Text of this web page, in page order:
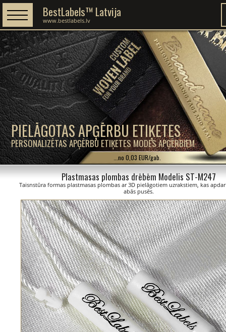
PIELĀGOTAS APĢĒRBU ETIĶETES
PERSONALIZĒTAS APĢĒRBU ETIĶETES MODES APĢĒRBIEM
BestLabels™ Latvija
www.bestlabels.lv
...no 0,03 EUR/gab.
Plastmasas plombas drēbēm Modelis ST-M247
Taisnstūra formas plastmasas plombas ar 3D pielāgotiem uzrakstiem, kas
abās pusēs.